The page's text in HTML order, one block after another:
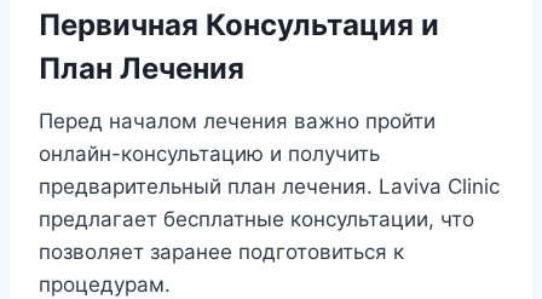
Первичная Консультация и
План Лечения
Перед началом лечения важно пройти
онлайн-консультацию и получить
предварительный план лечения. Laviva Clinic
предлагает бесплатные консультации, что
позволяет заранее подготовиться к
процедурам.